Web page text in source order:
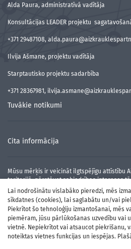
Lai nodrošinātu vislabāko pieredzi, mēs
sīkdatnes (cookies), lai saglabātu un/vai
Piekrītot šo tehnoloģiju izmantošanai, mēs
piemēram, jūsu pārlūkošanas uzvedību vai
vietnē. Nepiekrītot vai atsaucot piekrišanu,
noteiktas vietnes funkcijas un iespējas.
Alda Paura, administratīvā vadītāja
Konsultācijas LEADER projektu
+371 29487108,
Ilvija Ašmane, projektu vadītāja
Starptautisko projektu sadarbība
+371 28367981,
Tuvākie notikumi
Cita informācija
Mūsu mērķis ir veicināt ilgtspējīgu attīstību
teritorijā, pārstāvot sabiedrības intereses